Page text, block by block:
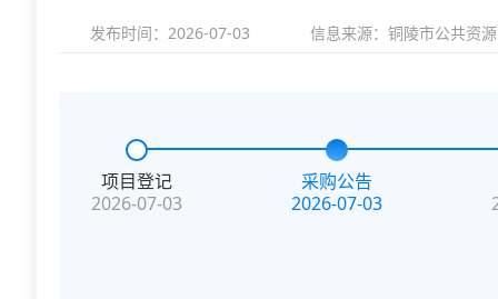
发布时间：2026-07-03 信息来源： 铜陵市公共资
项目登记
2026-07-03
采购公告
2026-07-03